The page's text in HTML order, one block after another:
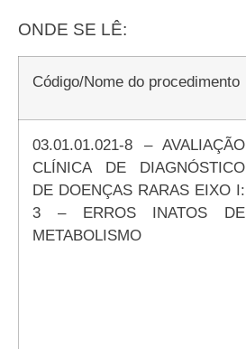
ONDE SE LÊ:
Código/Nome do procedimento
03.01.01.021-8 – AVALIAÇÃO
CLÍNICA DE DIAGNÓSTICO
DE DOENÇAS RARAS EIXO I:
3 – ERROS INATOS DE
METABOLISMO